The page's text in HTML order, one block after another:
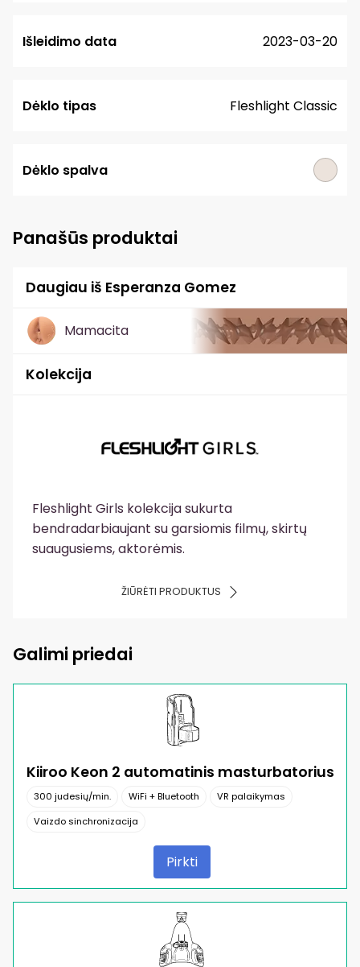
Išleidimo data 2023-03-20
Dėklo tipas Fleshlight Classic
Dėklo spalva
Panašūs produktai
Daugiau iš Esperanza Gomez
Mamacita
Kolekcija
Fleshlight Girls kolekcija sukurta
bendradarbiaujant su garsiomis filmų, skirtų
suaugusiems, aktorėmis.
ŽIŪRĖTI PRODUKTUS
Galimi priedai
Kiiroo Keon 2 automatinis masturbatorius
300 judesių/min. WiFi + Bluetooth
VR palaikymas
Vaizdo sinchronizacija
Pirkti